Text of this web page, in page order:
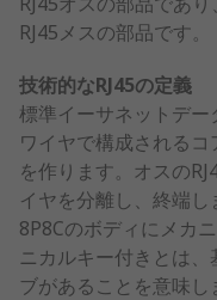
RJ45メスの部品です。
技術的なRJ45の定義
標準イーサネットデ
ワイヤで構成される
を作ります。オスの
イヤを分離し、終端
8P8Cのボディにメカ
ニカルキー付きとは、
ブがあることを意味